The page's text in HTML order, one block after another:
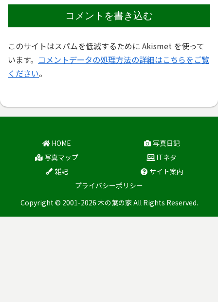
コメントを書き込む
このサイトはスパムを低減するために Akismet を使って
います。 コメントデータの処理方法の詳細はこちらをご覧
ください。
HOME
写真日記
写真マップ
ITネタ
雑記
サイト案内
プライバシーポリシー
Copyright © 2001-2026 木の葉の家 All Rights Reserved.